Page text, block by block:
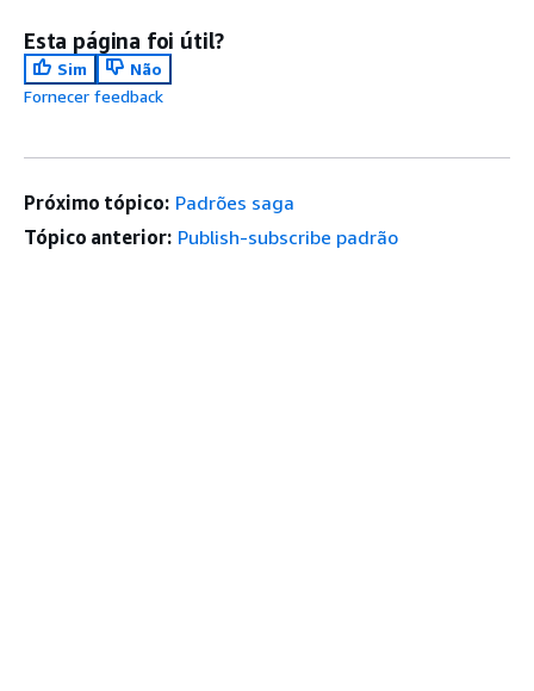
Esta página foi útil?
Sim
Não
Fornecer feedback
Próximo tópico: Padrões saga
Tópico anterior: Publish-subscribe padrão